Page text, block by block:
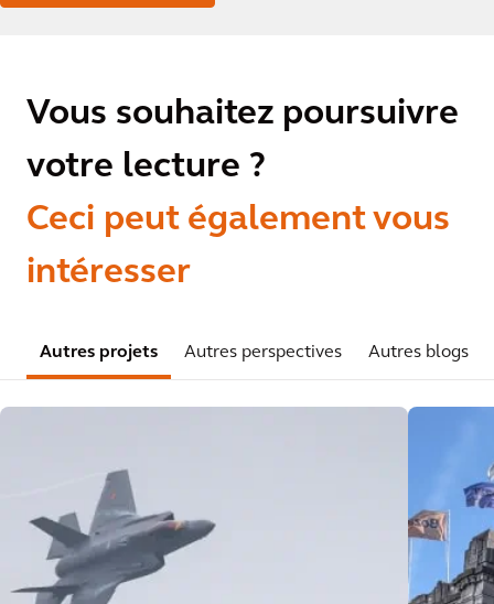
Vous souhaitez poursuivre
votre lecture ?
Ceci peut également vous
intéresser
Autres projets Autres perspectives Autres blogs